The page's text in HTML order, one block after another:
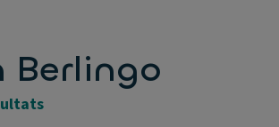
Berlingo